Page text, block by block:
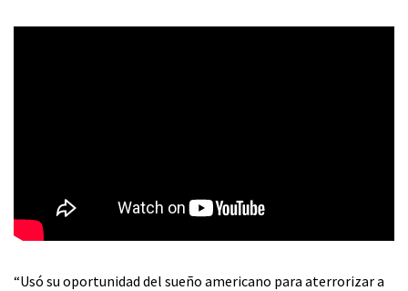
“Usó su oportunidad del sueño americano para aterrorizar a